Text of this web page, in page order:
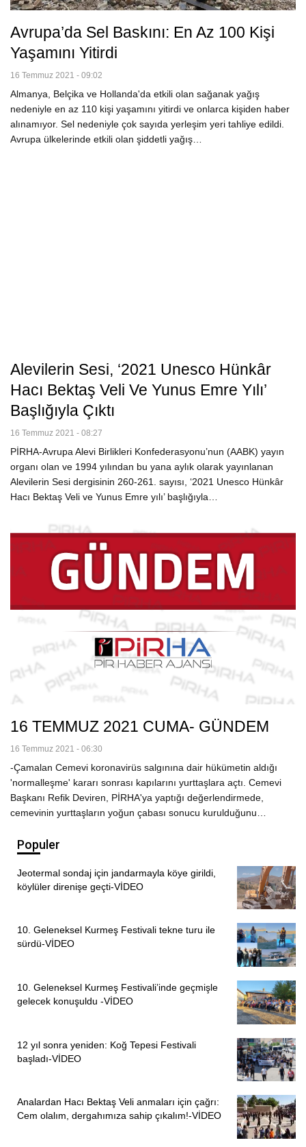
Avrupa’da Sel Baskını: En Az 100 Kişi
Yaşamını Yitirdi
16 Temmuz 2021 - 09:02
Almanya, Belçika ve Hollanda'da etkili olan sağanak yağış
nedeniyle en az 110 kişi yaşamını yitirdi ve onlarca kişiden haber
alınamıyor. Sel nedeniyle çok sayıda yerleşim yeri tahliye edildi.
Avrupa ülkelerinde etkili olan şiddetli yağış…
Alevilerin Sesi, ‘2021 Unesco Hünkâr
Hacı Bektaş Veli Ve Yunus Emre Yılı’
Başlığıyla Çıktı
16 Temmuz 2021 - 08:27
PİRHA-Avrupa Alevi Birlikleri Konfederasyonu’nun (AABK) yayın
organı olan ve 1994 yılından bu yana aylık olarak yayınlanan
Alevilerin Sesi dergisinin 260-261. sayısı, ‘2021 Unesco Hünkâr
Hacı Bektaş Veli ve Yunus Emre yılı’ başlığıyla…
16 TEMMUZ 2021 CUMA- GÜNDEM
16 Temmuz 2021 - 06:30
-Çamalan Cemevi koronavirüs salgınına dair hükümetin aldığı
'normalleşme' kararı sonrası kapılarını yurttaşlara açtı. Cemevi
Başkanı Refik Deviren, PİRHA'ya yaptığı değerlendirmede,
cemevinin yurttaşların yoğun çabası sonucu kurulduğunu…
Populer
Jeotermal sondaj için jandarmayla köye girildi,
köylüler direnişe geçti-VİDEO
10. Geleneksel Kurmeş Festivali tekne turu ile
sürdü-VİDEO
10. Geleneksel Kurmeş Festivali’inde geçmişle
gelecek konuşuldu -VİDEO
12 yıl sonra yeniden: Koğ Tepesi Festivali
başladı-VİDEO
Analardan Hacı Bektaş Veli anmaları için çağrı:
Cem olalım, dergahımıza sahip çıkalım!-VİDEO